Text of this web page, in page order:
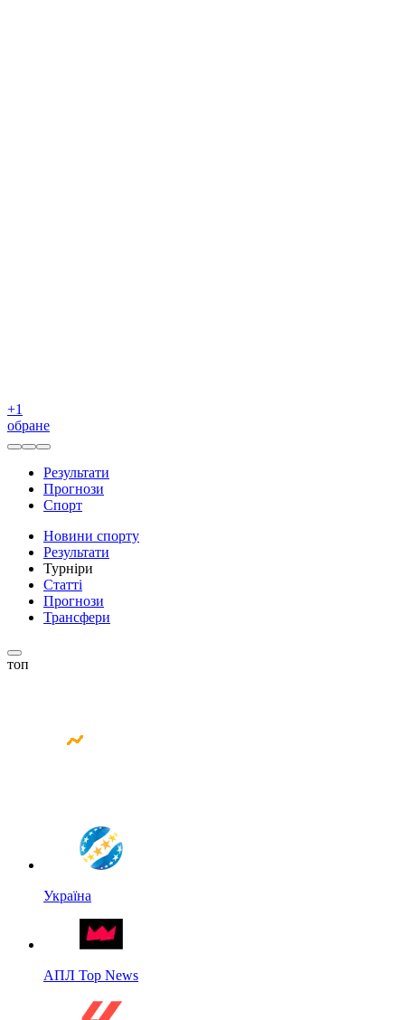
+1
обране
Результати
Прогнози
Спорт
Новини спорту
Результати
Турніри
Статті
Прогнози
Трансфери
топ
Україна
АПЛ Top News